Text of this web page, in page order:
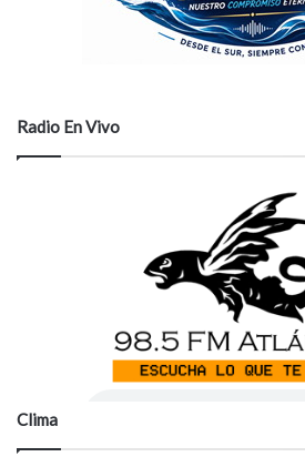
Radio En Vivo
Clima